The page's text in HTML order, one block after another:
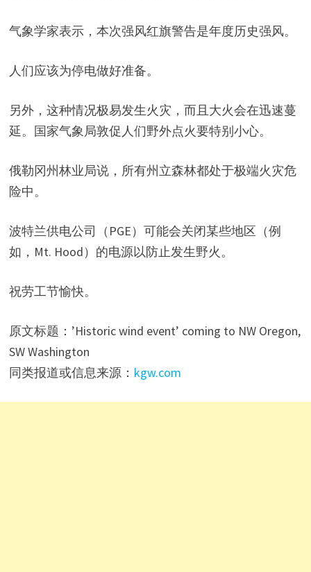
气象学家表示，本次强风红旗警告是年度历史强风。
人们应该为停电做好准备。
另外，这种情况极易发生火灾，而且大火会在迅速蔓
延。国家气象局敦促人们野外点火要特别小心。
俄勒冈州林业局说，所有州立森林都处于极端火灾危
险中。
波特兰供电公司（PGE）可能会关闭某些地区（例
如，Mt. Hood）的电源以防止发生野火。
祝劳工节愉快。
原文标题：’Historic wind event’ coming to NW Oregon,
SW Washington
同类报道或信息来源： kgw.com